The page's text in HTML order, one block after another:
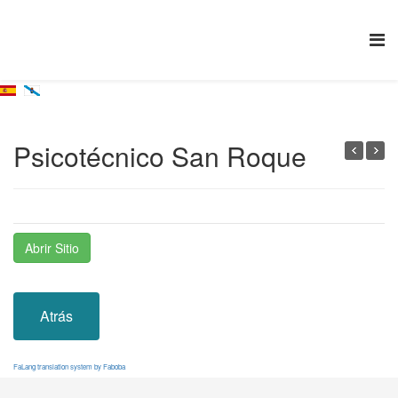
Psicotécnico San Roque
Abrir Sitio
Atrás
FaLang translation system by Faboba